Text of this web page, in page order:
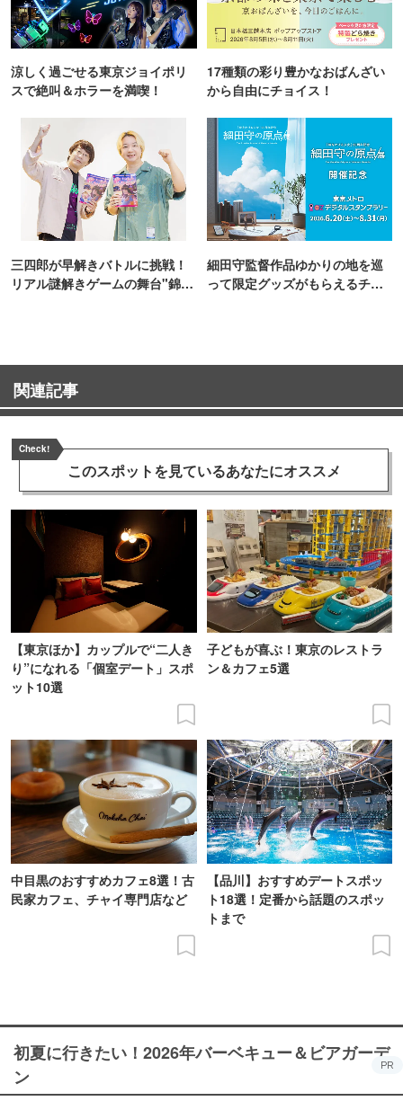
涼しく過ごせる東京ジョイポリ
スで絶叫＆ホラーを満喫！
17種類の彩り豊かなおばんざい
から自由にチョイス！
三四郎が早解きバトルに挑戦！
リアル謎解きゲームの舞台"錦糸
細田守監督作品ゆかりの地を巡
って限定グッズがもらえるチャ
関連記事
Check!
このスポットを見ているあなたにオススメ
【東京ほか】カップルで“二人き
り”になれる「個室デート」スポ
ット10選
子どもが喜ぶ！東京のレストラ
ン＆カフェ5選
中目黒のおすすめカフェ8選！古
民家カフェ、チャイ専門店など
【品川】おすすめデートスポッ
ト18選！定番から話題のスポッ
トまで
初夏に行きたい！2026年バーベキュー＆ビアガーデ
ン
PR